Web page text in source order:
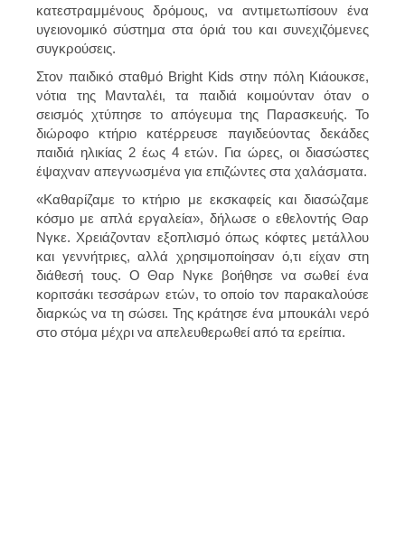
κατεστραμμένους δρόμους, να αντιμετωπίσουν ένα
υγειονομικό σύστημα στα όριά του και συνεχιζόμενες
συγκρούσεις.
Στον παιδικό σταθμό Bright Kids στην πόλη Κιάουκσε,
νότια της Μανταλέι, τα παιδιά κοιμούνταν όταν ο
σεισμός χτύπησε το απόγευμα της Παρασκευής. Το
διώροφο κτήριο κατέρρευσε παγιδεύοντας δεκάδες
παιδιά ηλικίας 2 έως 4 ετών. Για ώρες, οι διασώστες
έψαχναν απεγνωσμένα για επιζώντες στα χαλάσματα.
«Καθαρίζαμε το κτήριο με εκσκαφείς και διασώζαμε
κόσμο με απλά εργαλεία», δήλωσε ο εθελοντής Θαρ
Νγκε. Χρειάζονταν εξοπλισμό όπως κόφτες μετάλλου
και γεννήτριες, αλλά χρησιμοποίησαν ό,τι είχαν στη
διάθεσή τους. Ο Θαρ Νγκε βοήθησε να σωθεί ένα
κοριτσάκι τεσσάρων ετών, το οποίο τον παρακαλούσε
διαρκώς να τη σώσει. Της κράτησε ένα μπουκάλι νερό
στο στόμα μέχρι να απελευθερωθεί από τα ερείπια.